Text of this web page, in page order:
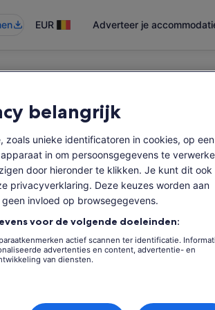
EUR Adverteer je
belangrijk
zoals unieke identificatoren in cookies, op een
in om persoonsgegevens te
door hieronder te klikken. Je kunt dit ook
privacyverklaring. Deze keuzes worden aan
invloed op browsegegevens.
voor de volgende doeleinden:
actief scannen ter identificatie.
advertenties en content, advertentie- en
van diensten.